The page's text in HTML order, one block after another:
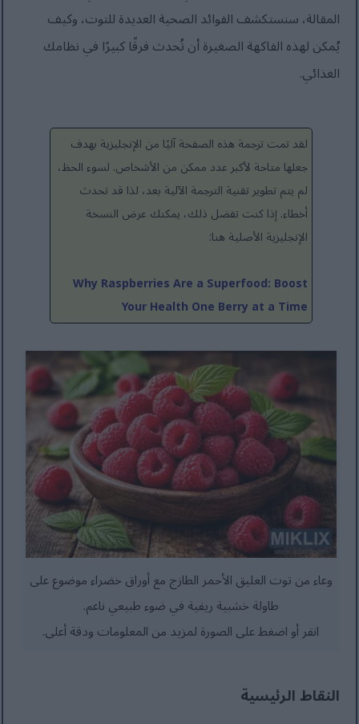
المقالة، سنستكشف الفوائد الصحية العديدة للتوت، وكيف
يُمكن لهذه الفاكهة الصغيرة أن تُحدث فرقًا كبيرًا في نظامك
الغذائي.
لقد تمت ترجمة هذه الصفحة آليًا من الإنجليزية بهدف
جعلها متاحة لأكبر عدد ممكن من الأشخاص. لسوء الحظ،
لم يتم تطوير تقنية الترجمة الآلية بعد، لذا قد تحدث
أخطاء. إذا كنت تفضل ذلك، يمكنك عرض النسخة
الإنجليزية الأصلية هنا:
Why Raspberries Are a Superfood: Boost
Your Health One Berry at a Time
وعاء من توت العليق الأحمر الطازج مع أوراق خضراء موضوع على
طاولة خشبية ريفية في ضوء طبيعي ناعم.
انقر أو اضغط على الصورة لمزيد من المعلومات ودقة أعلى.
النقاط الرئيسية